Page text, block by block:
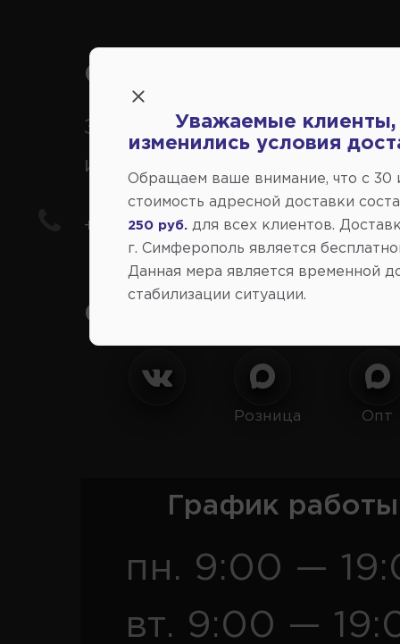
Справочный центр:
Заказ шин, дисков,
иномарки
+7(978) 206-206-8
Социальные сети:
Розница Опт
График
пн. 9:00 —
вт. 9:00 —
Уважаемые клиенты,
изменились условия
Обращаем ваше внимание, что c 30
стоимость адресной доставки
250 руб. для всех клиентов.
г. Симферополь является
Данная мера является временной
стабилизации ситуации.